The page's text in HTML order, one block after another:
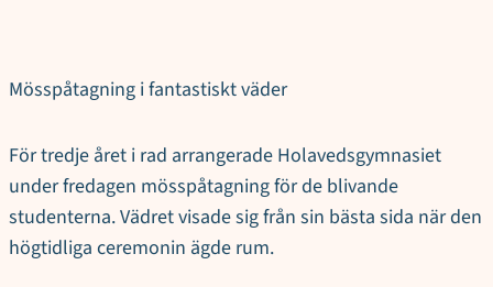
Mösspåtagning i fantastiskt väder
För tredje året i rad arrangerade Holavedsgymnasiet
under fredagen mösspåtagning för de blivande
studenterna. Vädret visade sig från sin bästa sida när den
högtidliga ceremonin ägde rum.